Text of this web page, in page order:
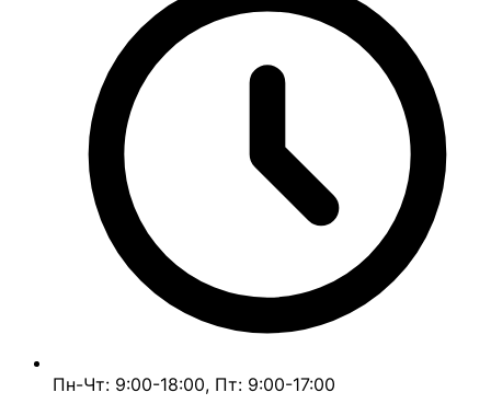
Пн-Чт: 9:00-18:00, Пт: 9:00-17:00